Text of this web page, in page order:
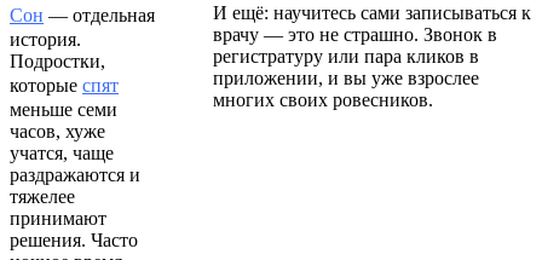
Сон — отдельная
история.
Подростки,
которые спят
меньше семи
часов, хуже
учатся, чаще
раздражаются и
тяжелее
принимают
решения. Часто
И ещё: научитесь сами записываться к
врачу — это не страшно. Звонок в
регистратуру или пара кликов в
приложении, и вы уже взрослее
многих своих ровесников.